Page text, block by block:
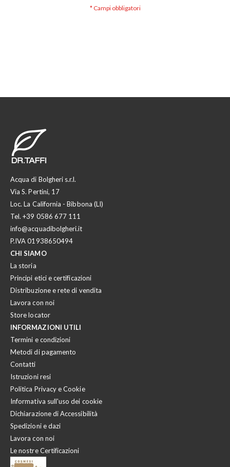
Acqua di Bolgheri s.r.l.
Via S. Pertini, 17
Loc. La California - Bibbona (LI)
Tel.+39 0586 677 111
info@acquadibolgheri.it
P.IVA 01938650494
CHI SIAMO
La storia
Principi etici e certificazioni
Distribuzione e rete di vendita
Lavora con noi
Store locator
INFORMAZIONI UTILI
Termini e condizioni
Metodi di pagamento
Contatti
Istruzioni resi
Politica Privacy e Cookie
Informativa sull'uso dei cookie
Dichiarazione di Accessibilità
Spedizioni e dazi
Lavora con noi
Le nostre Certificazioni